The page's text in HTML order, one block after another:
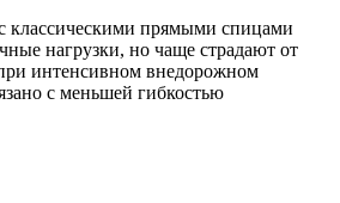
классическими прямыми спицами
нагрузки, но чаще страдают от
интенсивном внедорожном
с меньшей гибкостью